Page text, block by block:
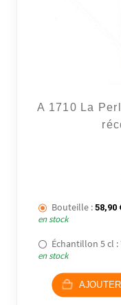
A 1710 La
Bouteille : 58,90
en stock
Échantillon 5 cl :
en stock
AJOUTER